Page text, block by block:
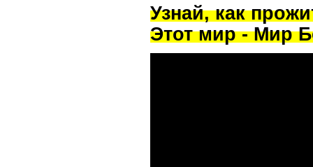
Узнай, как
Этот мир - Мир